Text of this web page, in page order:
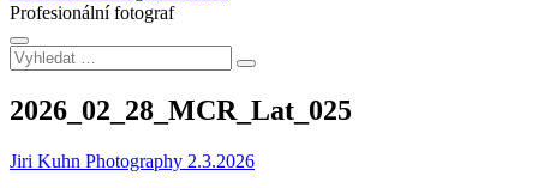
Profesionální fotograf
Vyhledat
…
2026_02_28_MCR_Lat_025
Jiri Kuhn Photography 2.3.2026